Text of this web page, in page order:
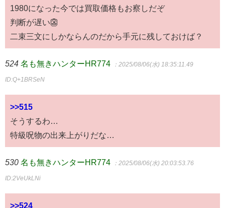
1980になった今では買取価格もお察しだぞ
判断が遅い👺
二束三文にしかならんのだから手元に残しておけば？
524 名も無きハンターHR774 ：2025/08/06(水) 18:35:11.49
ID:Q+1BRSeN
>>515
そうするわ…
特級呪物の出来上がりだな…
530 名も無きハンターHR774 ：2025/08/06(水) 20:03:53.76
ID:2VeUkLNi
>>524